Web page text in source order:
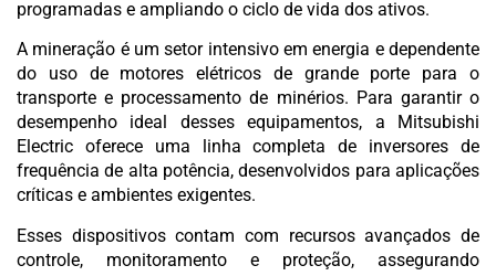
programadas e ampliando o ciclo de vida dos ativos.
A mineração é um setor intensivo em energia e dependente
do uso de motores elétricos de grande porte para o
transporte e processamento de minérios. Para garantir o
desempenho ideal desses equipamentos, a Mitsubishi
Electric oferece uma linha completa de inversores de
frequência de alta potência, desenvolvidos para aplicações
críticas e ambientes exigentes.
Esses dispositivos contam com recursos avançados de
controle, monitoramento e proteção, assegurando